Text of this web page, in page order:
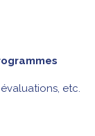
etc.